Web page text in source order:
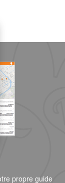
propre guide